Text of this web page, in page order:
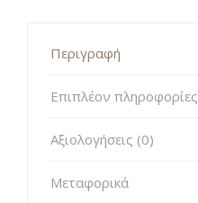
Περιγραφή
Επιπλέον πληροφορίες
Αξιολογήσεις (0)
Μεταφορικά